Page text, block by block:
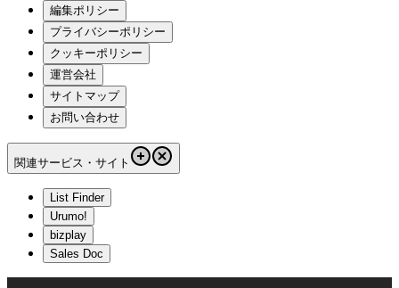
編集ポリシー
プライバシーポリシー
クッキーポリシー
運営会社
サイトマップ
お問い合わせ
関連サービス・サイト
List Finder
Urumo!
bizplay
Sales Doc